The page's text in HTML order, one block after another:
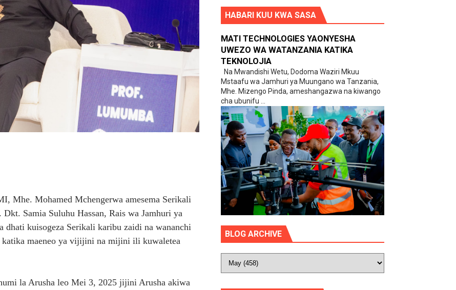
Kulinda Amani, Kuimarisha Kilimo na Ufugaji wa Kisasa
JUU KATIKA MAGAZETI YA AGOSTI 6,2026
YA MWAKILISHI WA MWENYEKITI WA UWT TAIFA KATIKA ZIARA YA KIKAZI CHUNYA
JANA’ INAFANYIKA KWA VITENDO- WAZIRI SANGU
BILIONI 10 ZA BIASHARA YA KABONI
YA KUPUNGUZA UPOTEVU WA MAZAO
KUJENGA UCHUMI WA FAMILIA JAMII NA TAIFA - MPANJU.
Mhe. Mohamed Mchengerwa amesema Serikali
Samia Suluhu Hassan, Rais wa Jamhuri ya
dhati kuisogeza Serikali karibu zaidi na wananchi
maeneo ya vijijini na mijini ili kuwaletea
la Arusha leo Mei 3, 2025 jijini Arusha akiwa
HABARI KUU KWA SASA
MATI TECHNOLOGIES YAONYESHA
UWEZO WA WATANZANIA KATIKA
TEKNOLOJIA
Na Mwandishi Wetu, Dodoma Waziri Mkuu
Mstaafu wa Jamhuri ya Muungano wa Tanzania,
Mhe. Mizengo Pinda, ameshangazwa na kiwango
cha ubunifu ...
BLOG ARCHIVE